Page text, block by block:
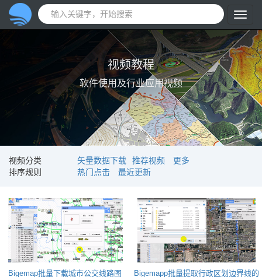
视频教程
软件使用及行业应用视频
视频分类 矢量数据下载 推荐视频
更多
排序规则
热门点击 最近更新
Bigemap批量下载城市公交线路图
Bigemapp批量提取行政区划边界线的